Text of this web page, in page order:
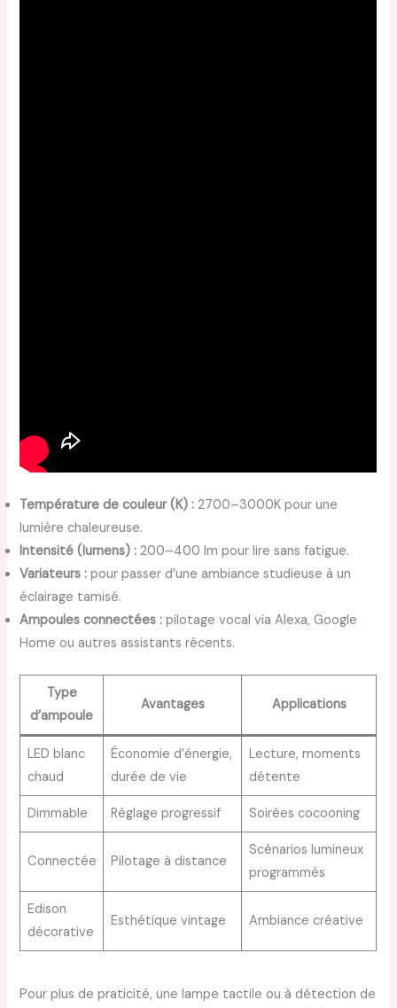
Température de couleur (K) : 2700–3000K pour une
lumière chaleureuse.
Intensité (lumens) : 200–400 lm pour lire sans fatigue.
Variateurs : pour passer d’une ambiance studieuse à un
éclairage tamisé.
Ampoules connectées : pilotage vocal via Alexa, Google
Home ou autres assistants récents.
Type
d’ampoule
Avantages Applications
LED blanc
chaud
Économie d’énergie,
durée de vie
Lecture, moments
détente
Dimmable Réglage progressif Soirées cocooning
Connectée Pilotage à distance
Scénarios lumineux
programmés
Edison
décorative
Esthétique vintage Ambiance créative
Pour plus de praticité, une lampe tactile ou à détection de